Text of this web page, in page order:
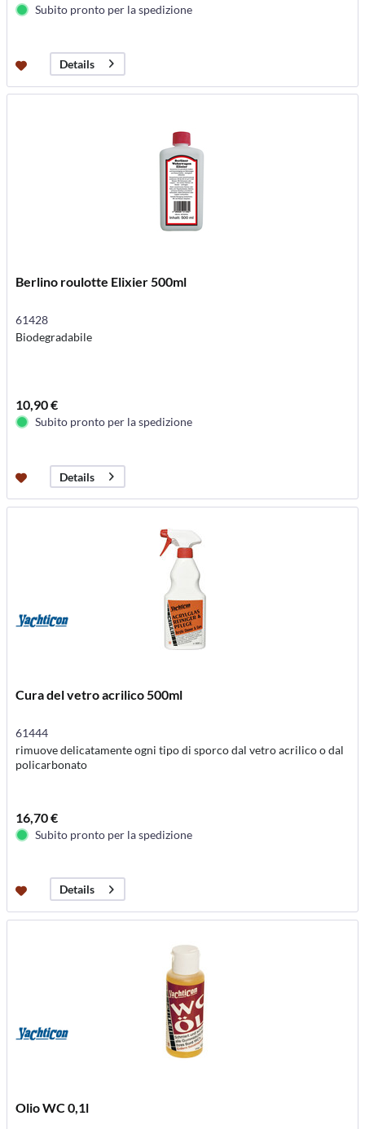
Subito pronto per la spedizione
Details
Berlino roulotte Elixier 500ml
61428
Biodegradabile
10,90 €
Subito pronto per la spedizione
Details
Cura del vetro acrilico 500ml
61444
rimuove delicatamente ogni tipo di sporco dal vetro acrilico o dal
policarbonato
16,70 €
Subito pronto per la spedizione
Details
Olio WC 0,1l